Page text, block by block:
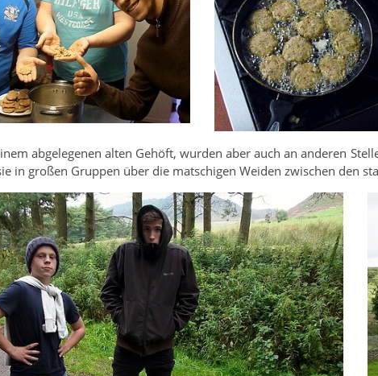
abgelegenen alten Gehöft, wurden aber auch an anderen
in großen Gruppen über die matschigen Weiden zwischen den